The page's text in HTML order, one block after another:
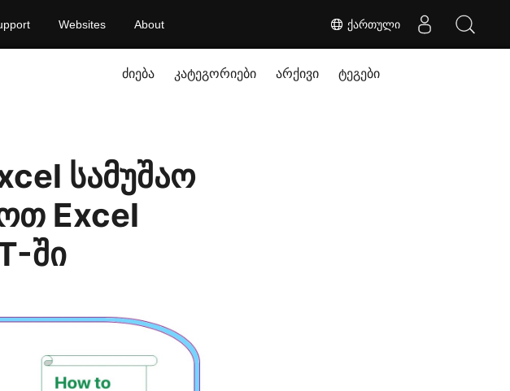
ქართული
Websites About
ძიება კატეგორიები არქივი ტეგები
სამუშაო
Excel
ში